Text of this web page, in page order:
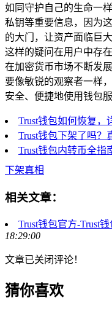
如同守护自己的生命一
私钥等重要信息，因为
的大门，让资产面临巨
这样的疑问在用户中存
在加密货币市场不断发
要像敏锐的观察者一样
安全、便捷地使用钱包
Trust钱包如何恢复，
Trust钱包下架了吗？
Trust钱包内转币全指
下架真相
相关文章：
Trust钱包官方-Trust
18:29:00
文章已关闭评论！
猜你喜欢